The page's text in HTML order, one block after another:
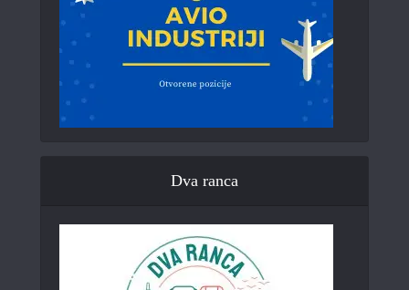
Dva ranca